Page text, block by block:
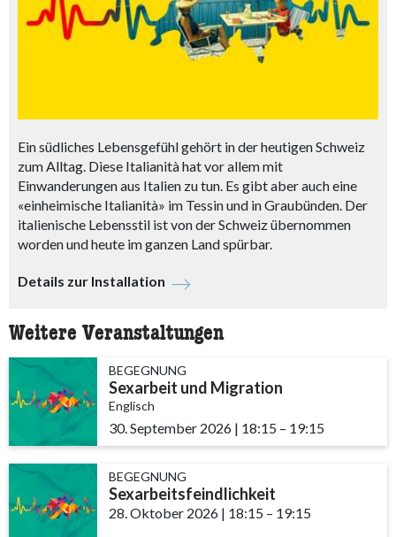
Ein südliches Lebensgefühl gehört in der heutigen Schweiz
zum Alltag. Diese Italianità hat vor allem mit
Einwanderungen aus Italien zu tun. Es gibt aber auch eine
«einheimische Italianità» im Tessin und in Graubünden. Der
italienische Lebensstil ist von der Schweiz übernommen
worden und heute im ganzen Land spürbar.
Details zur Installation
Weitere Veranstaltungen
BEGEGNUNG
Sexarbeit und Migration
Englisch
30. September 2026 | 18:15 – 19:15
BEGEGNUNG
Sexarbeitsfeindlichkeit
28. Oktober 2026 | 18:15 accessibility.time_to
– 19:15